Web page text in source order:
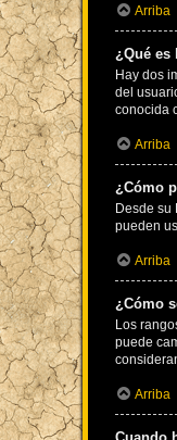
Arriba
¿Qué es
Hay dos
del
conocida
Arriba
¿Cómo
Desde su
pueden
Arriba
¿Cómo
Los
puede
Arriba